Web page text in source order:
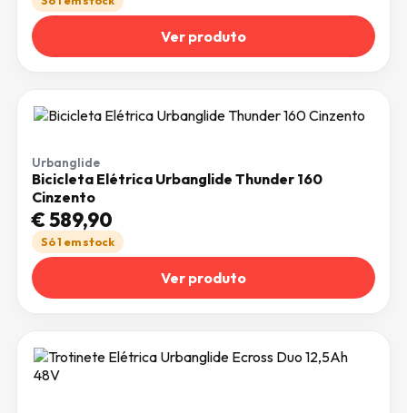
Ver produto
Urbanglide
Bicicleta Elétrica Urbanglide Thunder 160
Cinzento
€589,90
Só 1 em stock
Ver produto